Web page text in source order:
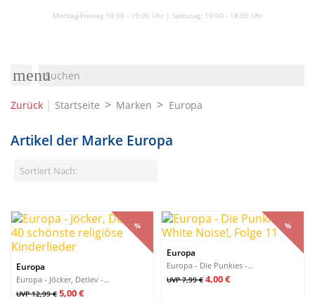
Montag-Freitag 10:00 - 19:00 Uhr | Samstag: 10:00 - 18:00 Uhr
menu
Zurück | Startseite Marken Europa
Artikel der Marke Europa
Sortiert Nach:
Europa
Europa - Jöcker, Detlev -...
Verkaufspreis
UVP 12,99 €
%
Preis
5,00 €
%
Europa
Europa - Die Punkies -...
Verkaufspreis
UVP 7,99 €
%
Preis
4,00 €
%